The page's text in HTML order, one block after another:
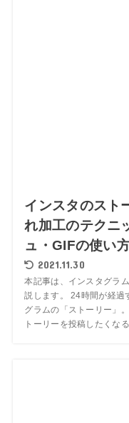
インスタのスト
れ加工のテクニ
ュ・GIFの使い
2021.11.30
本記事は、インスタグラ
説します。 24時間が経過
グラムの「ストーリー」
トーリーを投稿したくな